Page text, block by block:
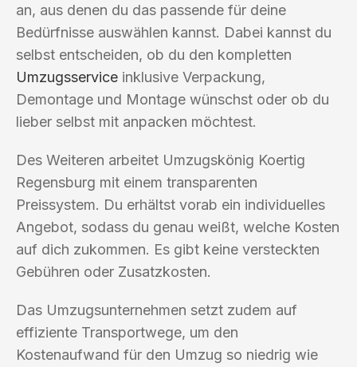
an, aus denen du das passende für deine
Bedürfnisse auswählen kannst. Dabei kannst du
selbst entscheiden, ob du den kompletten
Umzugsservice inklusive Verpackung,
Demontage und Montage wünschst oder ob du
lieber selbst mit anpacken möchtest.
Des Weiteren arbeitet Umzugskönig Koertig
Regensburg mit einem transparenten
Preissystem. Du erhältst vorab ein individuelles
Angebot, sodass du genau weißt, welche Kosten
auf dich zukommen. Es gibt keine versteckten
Gebühren oder Zusatzkosten.
Das Umzugsunternehmen setzt zudem auf
effiziente Transportwege, um den
Kostenaufwand für den Umzug so niedrig wie